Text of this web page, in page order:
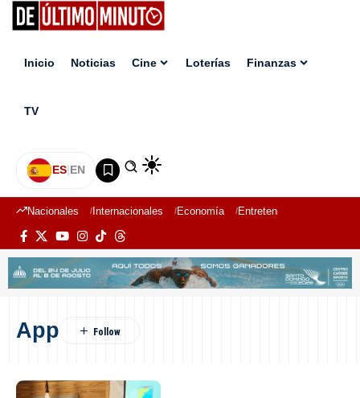
Inicio Noticias Cine Loterías Finanzas
TV
ES|EN
Nacionales Internacionales Economía Entretenimiento
App